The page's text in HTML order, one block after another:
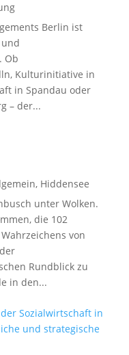
Berlin ist
Ob
Kulturinitiative in
in Spandau oder
– der...
, Hiddensee
unter Wolken.
die 102
von
Rundblick zu
in den...